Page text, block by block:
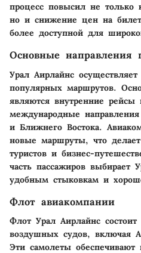
процесс повысил не только
но и снижение цен на
более доступной для
Основные направления
Урал Аирлайнс
популярных маршрутов.
являются внутренние рейсы
международные
и Ближнего Востока.
новые маршруты, что
туристов и бизнес-
часть пассажиров выбирает
удобным стыковкам и
Флот авиакомпании
Флот Урал Аирлайнс
воздушных судов, включая
Эти самолеты обеспечивают